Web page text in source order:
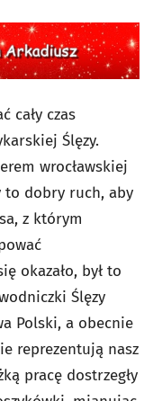
cały czas
Ślęzy.
wrocławskiej
to dobry ruch, aby
z którym
okazało, był to
Ślęzy
Polski, a obecnie
reprezentują nasz
pracę dostrzegły